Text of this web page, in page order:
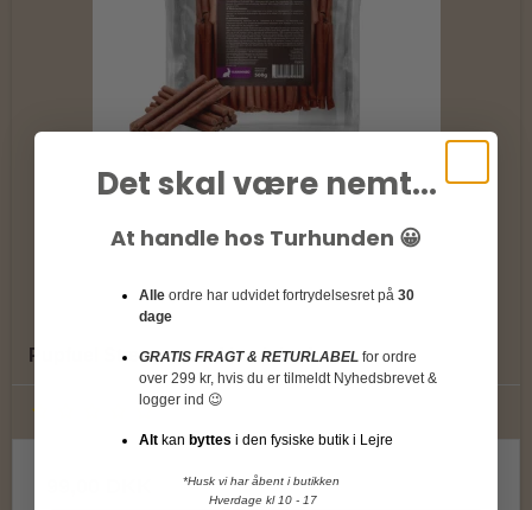
Pupfuel Stænger med kaninkød
Det skal være nemt...
At handle hos Turhunden 😀
Alle ordre har udvidet fortrydelsesret på 30
dage
GRATIS FRAGT & RETURLABEL for ordre
over 299 kr, hvis du er tilmeldt Nyhedsbrevet &
logger ind 😉
Alt kan byttes i den fysiske butik i Lejre
*Husk vi har åbent i butikken
Hverdage kl 10 - 17